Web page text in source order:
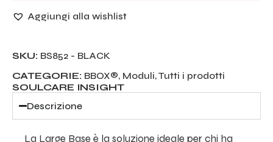
Aggiungi alla wishlist
SKU: BS852 - BLACK
CATEGORIE: BBOX®, Moduli,Tutti i prodotti
SOULCARE INSIGHT
Descrizione
La Large Base è la soluzione ideale per chi ha